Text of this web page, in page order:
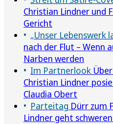
Christian Lindner und
Gericht
„Unser Lebenswerk
nach der Flut – Wenn
Narben werden
Im Partnerlook
Christian Lindner
Claudia Obert
Parteitag Dürr zum
Lindner geht